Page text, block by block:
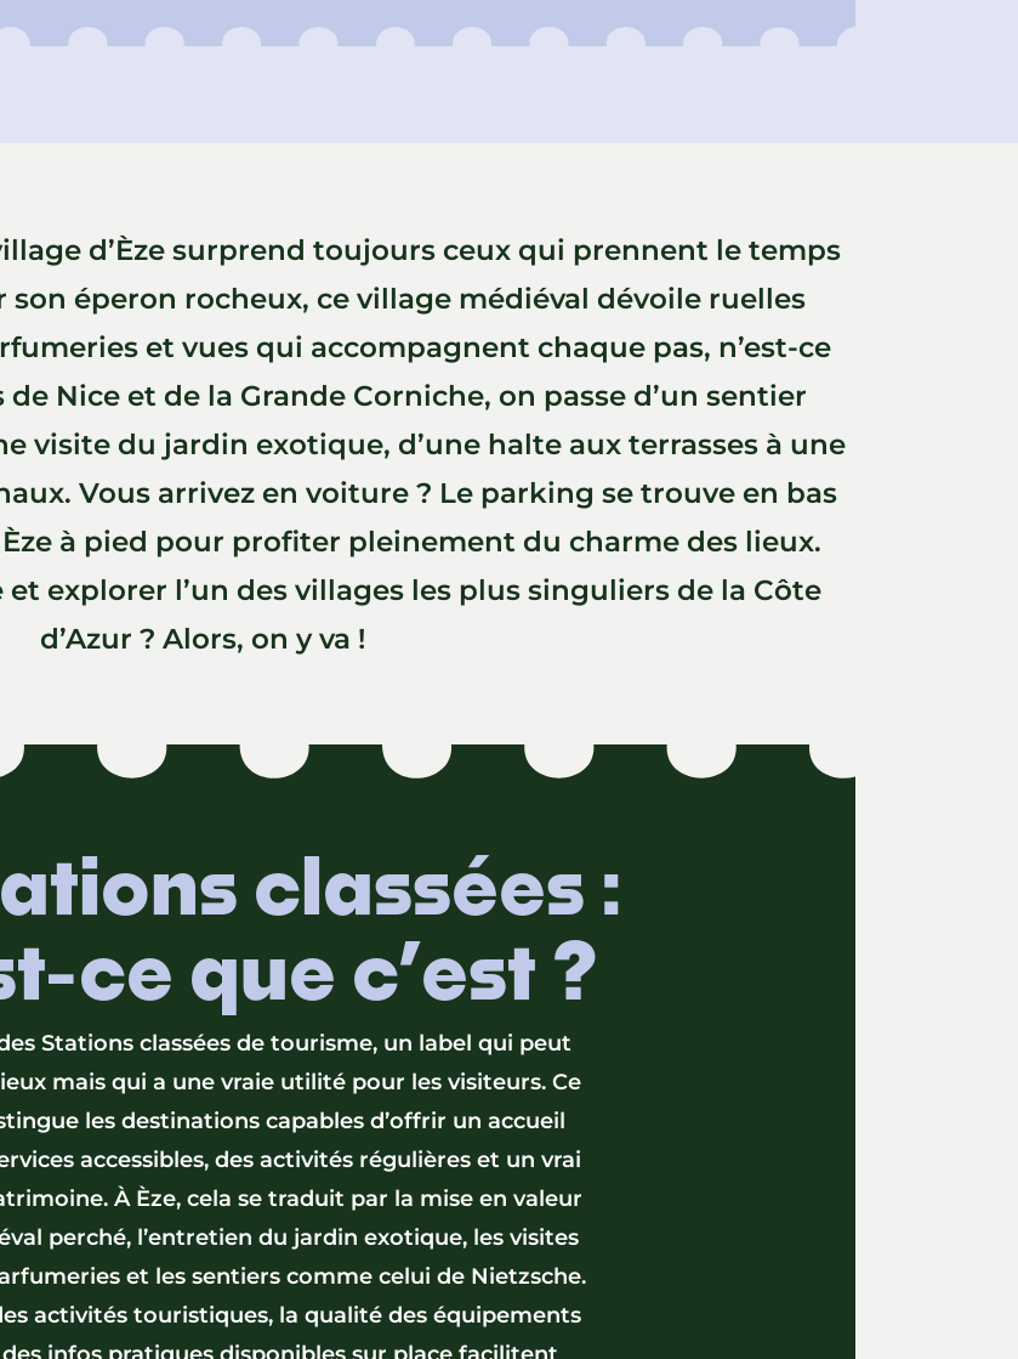
d’Èze surprend toujours ceux qui prennent le temps
son éperon rocheux, ce village médiéval dévoile ruelles
et vues qui accompagnent chaque pas, n’est-ce
Nice et de la Grande Corniche, on passe d’un sentier
visite du jardin exotique, d’une halte aux terrasses à une
Vous arrivez en voiture ? Le parking se trouve en bas
à pied pour profiter pleinement du charme des lieux.
explorer l’un des villages les plus singuliers de la Côte
d’Azur ? Alors, on y va !
classées :
ce que c’est ?
Stations classées de tourisme, un label qui peut
mais qui a une vraie utilité pour les visiteurs. Ce
les destinations capables d’offrir un accueil
accessibles, des activités régulières et un vrai
À Èze, cela se traduit par la mise en valeur
perché, l’entretien du jardin exotique, les visites
et les sentiers comme celui de Nietzsche.
activités touristiques, la qualité des équipements